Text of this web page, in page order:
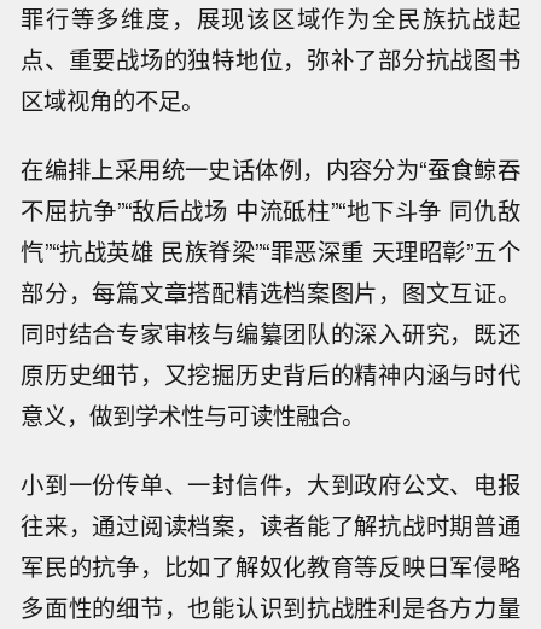
罪行等多维度，展现该区域作为全民族抗战起
点、重要战场的独特地位，弥补了部分抗战图书
区域视角的不足。
在编排上采用统一史话体例，内容分为“蚕食鲸吞
不屈抗争”“敌后战场 中流砥柱”“地下斗争 同仇敌
忾”“抗战英雄 民族脊梁”“罪恶深重 天理昭彰”五个
部分，每篇文章搭配精选档案图片，图文互证。
同时结合专家审核与编纂团队的深入研究，既还
原历史细节，又挖掘历史背后的精神内涵与时代
意义，做到学术性与可读性融合。
小到一份传单、一封信件，大到政府公文、电报
往来，通过阅读档案，读者能了解抗战时期普通
军民的抗争，比如了解奴化教育等反映日军侵略
多面性的细节，也能认识到抗战胜利是各方力量